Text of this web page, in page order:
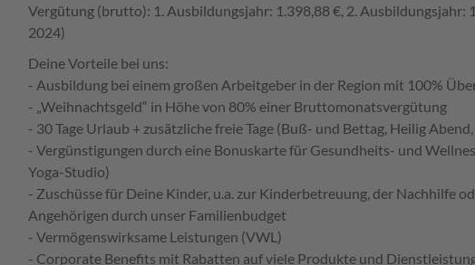
Vergütung (brutto): 1. Ausbildungsjahr: 1.398,88 €, 2. Ausbildungsjahr:
2024)
Deine Vorteile bei uns:
- Ausbildung bei einem großen Arbeitgeber in der Region mit 100%
- „Weihnachtsgeld“ in Höhe von 80% einer Bruttomonatsvergütung
- 30 Tage Urlaub + zusätzliche freie Tage (Buß- und Bettag, Heilig
- Vergünstigungen durch eine Bonuskarte für Gesundheits- und
Yoga-Studio)
- Zuschüsse für Deine Kinder, u.a. zur Kinderbetreuung, der Nachhilfe
Angehörigen durch unser Familienbudget
- Vermögenswirksame Leistungen (VWL)
- Corporate Benefits mit Rabatten auf viele Produkte und